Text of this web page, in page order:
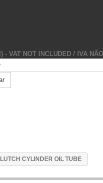
VAT NOT INCLUDED / IVA
CYLINDER OIL TUBE